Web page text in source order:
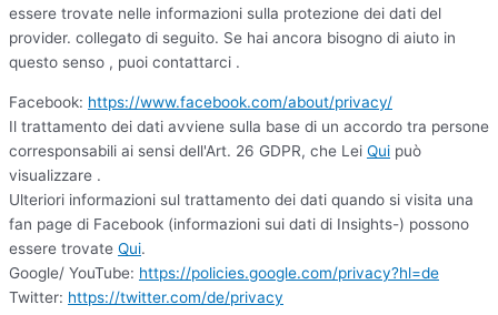
essere trovate nelle informazioni sulla protezione dei dati del
provider. collegato di seguito. Se hai ancora bisogno di aiuto in
questo senso , puoi contattarci .
Facebook: https://www.facebook.com/about/privacy/
Il trattamento dei dati avviene sulla base di un accordo tra persone
corresponsabili ai sensi dell'Art. 26 GDPR, che Lei Qui può
visualizzare .
Ulteriori informazioni sul trattamento dei dati quando si visita una
fan page di Facebook (informazioni sui dati di Insights-) possono
essere trovate Qui.
Google/ YouTube: https://policies.google.com/privacy?hl=de
Twitter: https://twitter.com/de/privacy